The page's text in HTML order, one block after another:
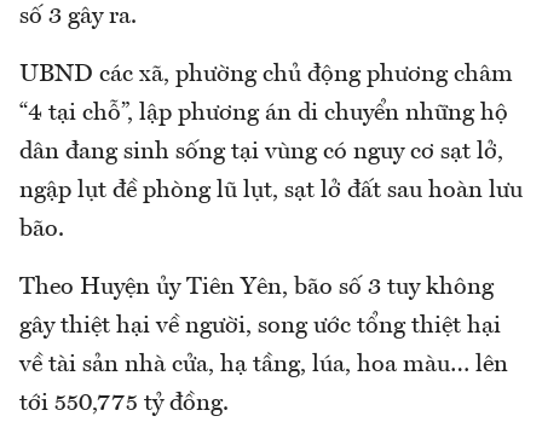
số 3 gây ra.
UBND các xã, phường chủ động phương châm
“4 tại chỗ”, lập phương án di chuyển những hộ
dân đang sinh sống tại vùng có nguy cơ sạt lở,
ngập lụt đề phòng lũ lụt, sạt lở đất sau hoàn lưu
bão.
Theo Huyện ủy Tiên Yên, bão số 3 tuy không
gây thiệt hại về người, song ước tổng thiệt hại
về tài sản nhà cửa, hạ tầng, lúa, hoa màu… lên
tới 550,775 tỷ đồng.